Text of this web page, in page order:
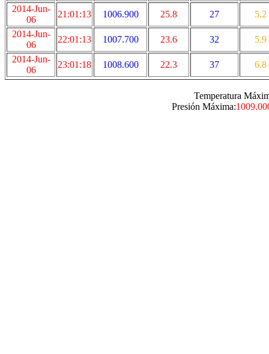
2014-Jun-
06
21:01:13 1006.900 25.8 27
5.2
2014-Jun-
06
22:01:13 1007.700 23.6 32
5.9
2014-Jun-
06
23:01:18 1008.600 22.3 37 6.8
Temperatura
Presión Máxima: